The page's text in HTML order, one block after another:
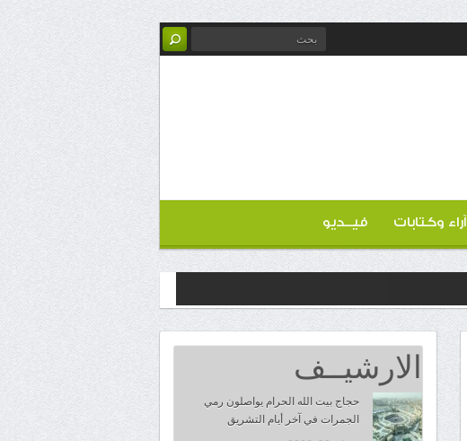
آراء وكتابات فيــديو
الارشيــف
حجاج بيت الله الحرام يواصلون رمي
الجمرات في آخر أيام التشريق